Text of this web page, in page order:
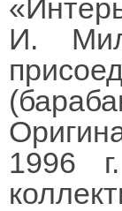
И.
1996